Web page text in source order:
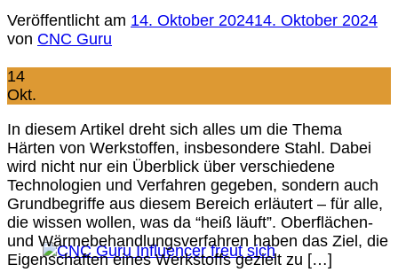
Veröffentlicht am 14. Oktober 202414. Oktober 2024
von CNC Guru
14
Okt.
In diesem Artikel dreht sich alles um die Thema
Härten von Werkstoffen, insbesondere Stahl. Dabei
wird nicht nur ein Überblick über verschiedene
Technologien und Verfahren gegeben, sondern auch
Grundbegriffe aus diesem Bereich erläutert – für alle,
die wissen wollen, was da “heiß läuft”. Oberflächen-
und Wärmebehandlungsverfahren haben das Ziel, die
Eigenschaften eines Werkstoffs gezielt zu […]